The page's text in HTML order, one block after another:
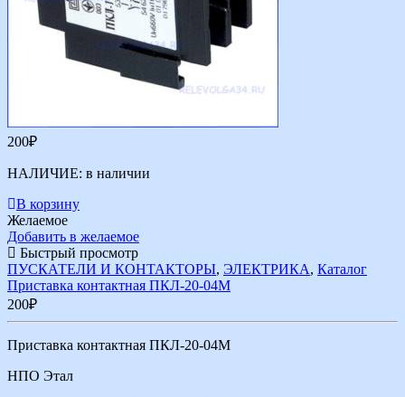
200₽
НАЛИЧИЕ: в наличии
В корзину
Желаемое
Добавить в желаемое
Быстрый просмотр
ПУСКАТЕЛИ И КОНТАКТОРЫ, ЭЛЕКТРИКА, Каталог
Приставка контактная ПКЛ-20-04М
200₽
Приставка контактная ПКЛ-20-04М
НПО Этал